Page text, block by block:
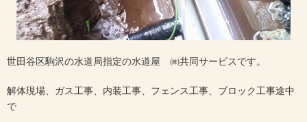
世田谷区駒沢の水道局指定の水道屋 ㈱共同サービスです。
解体現場、ガス工事、内装工事、フェンス工事、ブロック工事途中
で